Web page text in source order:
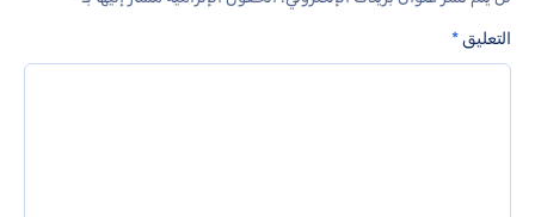
التعليق*